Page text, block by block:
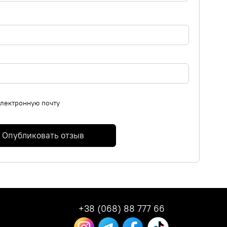
почту
Опубликовать отзыв
+38 (068) 88 777 66